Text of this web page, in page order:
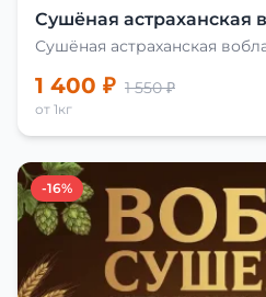
Сушёная астраханская
Сушёная астраханская
1 400 ₽ 1 550 ₽
от 1кг
-16%